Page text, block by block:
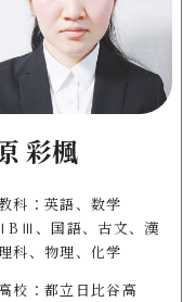
彩楓
科：英語、数学
、国語、古文、漢
科、物理、化学
校：都立日比谷高